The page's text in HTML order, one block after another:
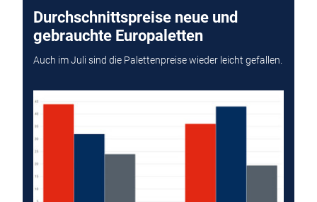
Durchschnittspreise neue und
gebrauchte Europaletten
Auch im Juli sind die Palettenpreise wieder leicht gefallen.